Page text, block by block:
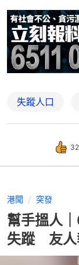
失蹤人口
32
港聞 突發
幫手搵人
失蹤 友人